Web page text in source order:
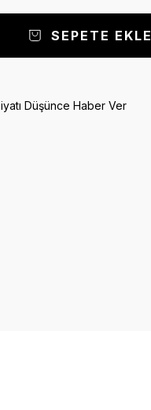
SEPETE EKLE
Düşünce Haber Ver